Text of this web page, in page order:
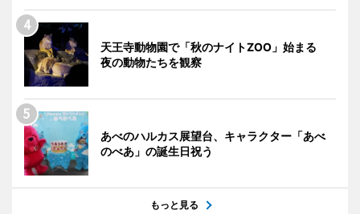
天王寺動物園で「秋のナイトZOO」始まる
夜の動物たちを観察
あべのハルカス展望台、キャラクター「あべ
のべあ」の誕生日祝う
もっと見る